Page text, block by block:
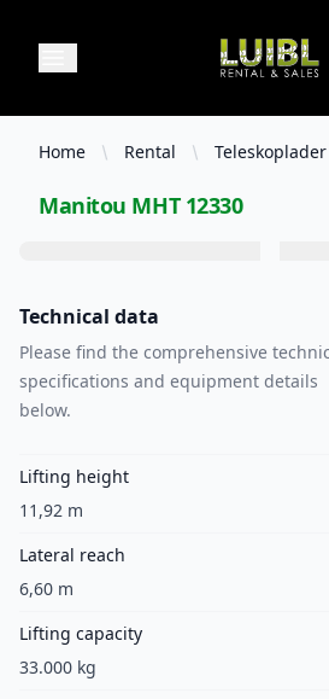
Luibl
Home Rental Teleskoplader
Manitou MHT 12330
Technical data
Please find the comprehensive
specifications and equipment details
below.
Lifting height
11,92 m
Lateral reach
6,60 m
Lifting capacity
33.000 kg